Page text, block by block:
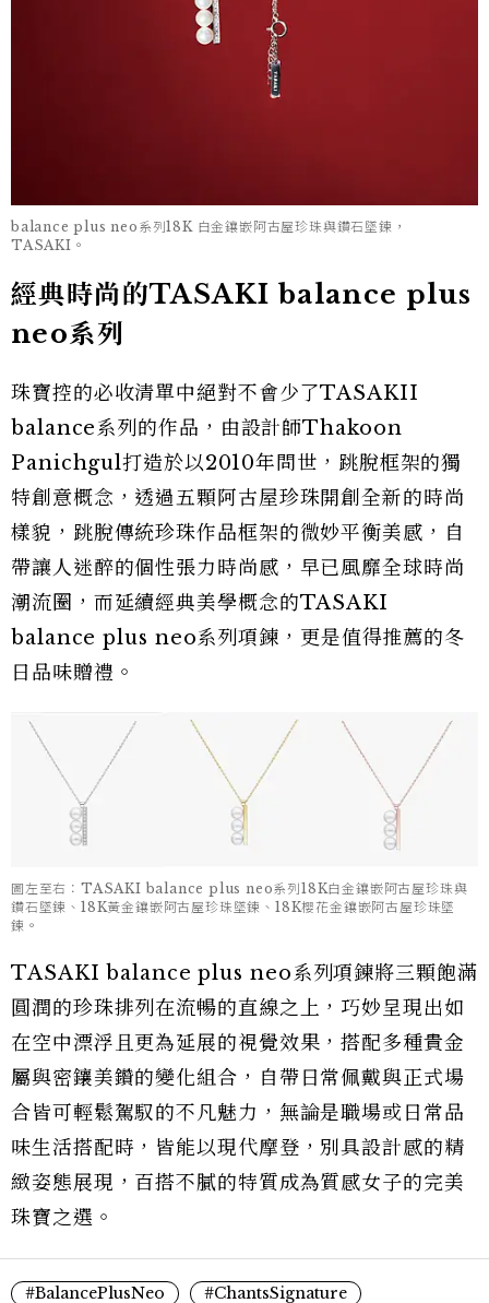
balance plus neo系列18K 白金鑲嵌阿古屋珍珠與鑽石墜鍊，
TASAKI。
經典時尚的TASAKI balance plus
neo系列
珠寶控的必收清單中絕對不會少了TASAKII
balance系列的作品，由設計師Thakoon
Panichgul打造於以2010年問世，跳脫框架的獨
特創意概念，透過五顆阿古屋珍珠開創全新的時尚
樣貌，跳脫傳統珍珠作品框架的微妙平衡美感，自
帶讓人迷醉的個性張力時尚感，早已風靡全球時尚
潮流圈，而延續經典美學概念的TASAKI
balance plus neo系列項鍊，更是值得推薦的冬
日品味贈禮。
圖左至右：TASAKI balance plus neo系列18K白金鑲嵌阿古屋珍珠與
鑽石墜鍊、18K黃金鑲嵌阿古屋珍珠墜鍊、18K櫻花金鑲嵌阿古屋珍珠墜
鍊。
TASAKI balance plus neo系列項鍊將三顆飽滿
圓潤的珍珠排列在流暢的直線之上，巧妙呈現出如
在空中漂浮且更為延展的視覺效果，搭配多種貴金
屬與密鑲美鑽的變化組合，自帶日常佩戴與正式場
合皆可輕鬆駕馭的不凡魅力，無論是職場或日常品
味生活搭配時，皆能以現代摩登，別具設計感的精
緻姿態展現，百搭不膩的特質成為質感女子的完美
珠寶之選。
#BalancePlusNeo
#ChantsSignature